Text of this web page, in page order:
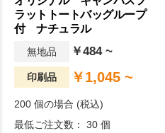
ラットトートバッグループ
付 ナチュラル
無地品 ￥484 ~
印刷品 ￥1,045 ~
200 個の場合 (税込)
最低ご注文数： 30 個